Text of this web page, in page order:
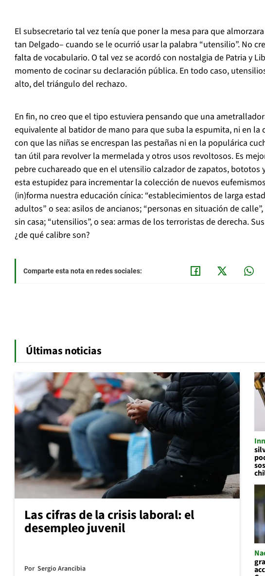
El subsecretario tal vez tenía que poner la mesa para que
tan Delgado– cuando se le ocurrió usar la palabra “utensilio”. No
falta de vocabulario. O tal vez se acordó con nostalgia de Patria y
momento de cocinar su declaración pública. En todo caso,
alto, del triángulo del rechazo.
En fin, no creo que el tipo estuviera pensando que una
equivalente al batidor de mano para que suba la espumita, ni en la
con que las niñas se encrespan las pestañas ni en la populárica
tan útil para revolver la mermelada y otros usos revoltosos. Es
pebre cuchareado que en el utensilio calzador de zapatos, bototos
esta estupidez para incrementar la colección de nuevos
(in)forma nuestra educación cínica: “establecimientos de larga
adultos” o sea: asilos de ancianos; “personas en situación de
sin casa; “utensilios”, o sea: armas de los terroristas de derecha.
¿de qué calibre son?
Comparte esta nota en redes sociales:
Últimas noticias
Las cifras de la crisis laboral: el
desempleo juvenil
Por Sergio Arancibia